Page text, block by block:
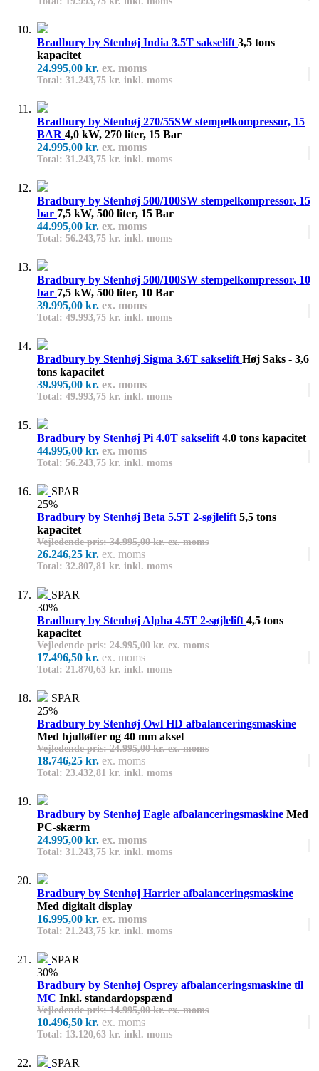
Bradbury by Stenhøj India 3.5T sakselift 3,5 tons
kapacitet
24.995,00 kr. ex. moms
Total: 31.243,75 kr. inkl. moms
Bradbury by Stenhøj 270/55SW stempelkompressor, 15
BAR 4,0 kW, 270 liter, 15 Bar
24.995,00 kr. ex. moms
Total: 31.243,75 kr. inkl. moms
Bradbury by Stenhøj 500/100SW stempelkompressor, 15
bar 7,5 kW, 500 liter, 15 Bar
44.995,00 kr. ex. moms
Total: 56.243,75 kr. inkl. moms
Bradbury by Stenhøj 500/100SW stempelkompressor, 10
bar 7,5 kW, 500 liter, 10 Bar
39.995,00 kr. ex. moms
Total: 49.993,75 kr. inkl. moms
Bradbury by Stenhøj Sigma 3.6T sakselift Høj Saks - 3,6
tons kapacitet
39.995,00 kr. ex. moms
Total: 49.993,75 kr. inkl. moms
Bradbury by Stenhøj Pi 4.0T sakselift 4.0 tons kapacitet
44.995,00 kr. ex. moms
Total: 56.243,75 kr. inkl. moms
SPAR
25%
Bradbury by Stenhøj Beta 5.5T 2-søjlelift 5,5 tons
kapacitet
Vejledende pris: 34.995,00 kr. ex. moms
26.246,25 kr. ex. moms
Total: 32.807,81 kr. inkl. moms
SPAR
30%
Bradbury by Stenhøj Alpha 4.5T 2-søjlelift 4,5 tons
kapacitet
Vejledende pris: 24.995,00 kr. ex. moms
17.496,50 kr. ex. moms
Total: 21.870,63 kr. inkl. moms
SPAR
25%
Bradbury by Stenhøj Owl HD afbalanceringsmaskine
Med hjulløfter og 40 mm aksel
Vejledende pris: 24.995,00 kr. ex. moms
18.746,25 kr. ex. moms
Total: 23.432,81 kr. inkl. moms
Bradbury by Stenhøj Eagle afbalanceringsmaskine Med
PC-skærm
24.995,00 kr. ex. moms
Total: 31.243,75 kr. inkl. moms
Bradbury by Stenhøj Harrier afbalanceringsmaskine
Med digitalt display
16.995,00 kr. ex. moms
Total: 21.243,75 kr. inkl. moms
SPAR
30%
Bradbury by Stenhøj Osprey afbalanceringsmaskine til
MC Inkl. standardopspænd
Vejledende pris: 14.995,00 kr. ex. moms
10.496,50 kr. ex. moms
Total: 13.120,63 kr. inkl. moms
SPAR